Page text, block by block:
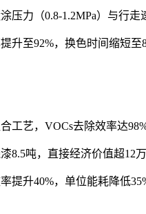
力（0.8-1.2MPa）与行走
升至92%，换色时间缩短至8
艺，VOCs去除效率达
8.5吨，直接经济价值超12万
提升40%，单位能耗降低